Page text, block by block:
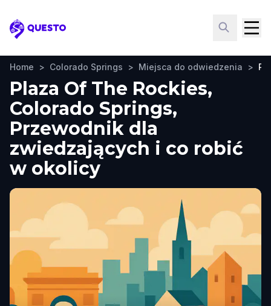
Questo
Home > Colorado Springs > Miejsca do odwiedzenia >
Plaza Of The Rockies,
Colorado Springs,
Przewodnik dla
zwiedzających i co robić
w okolicy